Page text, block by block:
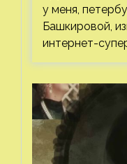
у меня,
Башкировой,
интернет-